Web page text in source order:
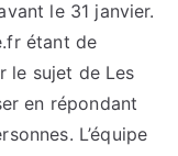
le 31 janvier.
étant de
le sujet de Les
en répondant
L’équipe